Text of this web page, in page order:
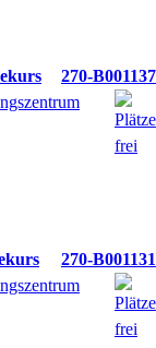
270-B001137
270-B001131